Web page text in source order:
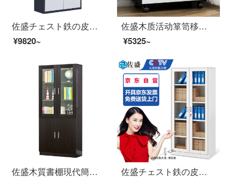
佐盛チェスト鉄の皮のキャビネットのキャビネットの鋼製の資料のキャビネットの色は体の鉄の2斗を分けます
¥9820~
佐盛木质活动箪笥移动棚棚棚チェスト资料ロッカー机の下にある小さな戸棚の小さなキャバクラ
¥5325~
佐盛木質書棚現代簡単予約チェストフリーセット書棚家庭用ロッカーオフィス資料棚黒胡桃色Cタイプ
佐盛チェスト鉄の皮のキャビネットのキャビネットの鋼製の資料のキャビネットのロッカーの通